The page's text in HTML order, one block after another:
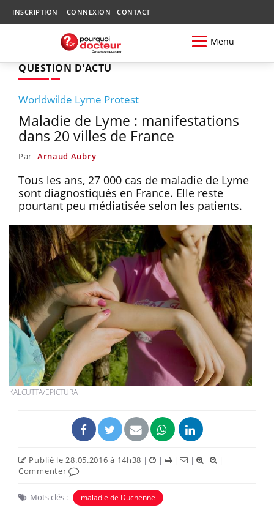
INSCRIPTION CONNEXION CONTACT
Menu
QUESTION D'ACTU
Worldwilde Lyme Protest
Maladie de Lyme : manifestations
dans 20 villes de France
Par Arnaud Aubry
Tous les ans, 27 000 cas de maladie de Lyme
sont diagnostiqués en France. Elle reste
pourtant peu médiatisée selon les patients.
KALCUTTA/EPICTURA
Publié le 28.05.2016 à 14h38 | | | |
|
Commenter
Mots clés : maladie de Duchenne